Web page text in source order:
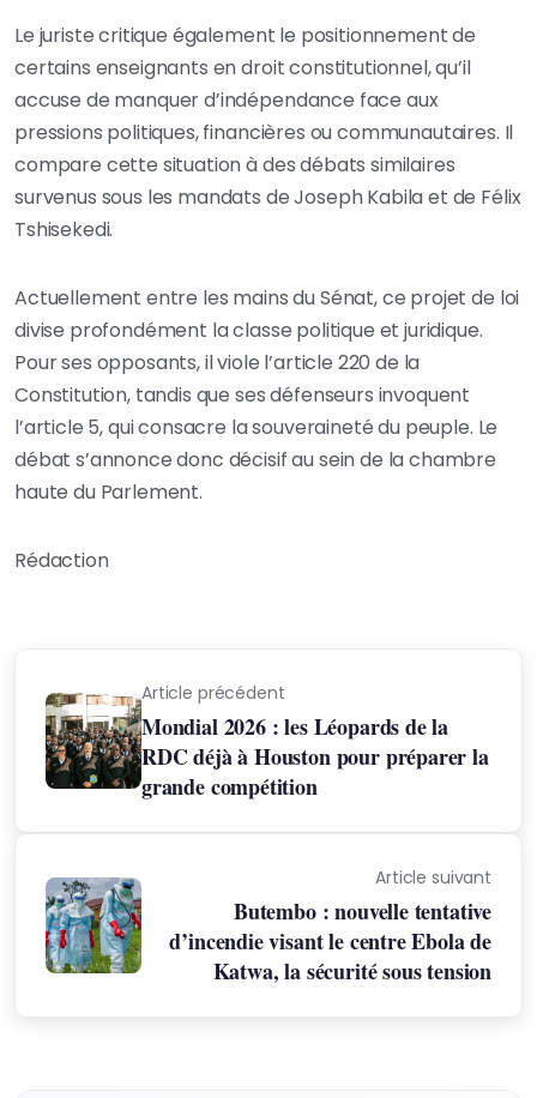
Le juriste critique également le positionnement de
certains enseignants en droit constitutionnel, qu’il
accuse de manquer d’indépendance face aux
pressions politiques, financières ou communautaires. Il
compare cette situation à des débats similaires
survenus sous les mandats de Joseph Kabila et de Félix
Tshisekedi.
Actuellement entre les mains du Sénat, ce projet de loi
divise profondément la classe politique et juridique.
Pour ses opposants, il viole l’article 220 de la
Constitution, tandis que ses défenseurs invoquent
l’article 5, qui consacre la souveraineté du peuple. Le
débat s’annonce donc décisif au sein de la chambre
haute du Parlement.
Rédaction
Article précédent
Mondial 2026 : les Léopards de la
RDC déjà à Houston pour préparer la
grande compétition
Article suivant
Butembo : nouvelle tentative
d’incendie visant le centre Ebola de
Katwa, la sécurité sous tension